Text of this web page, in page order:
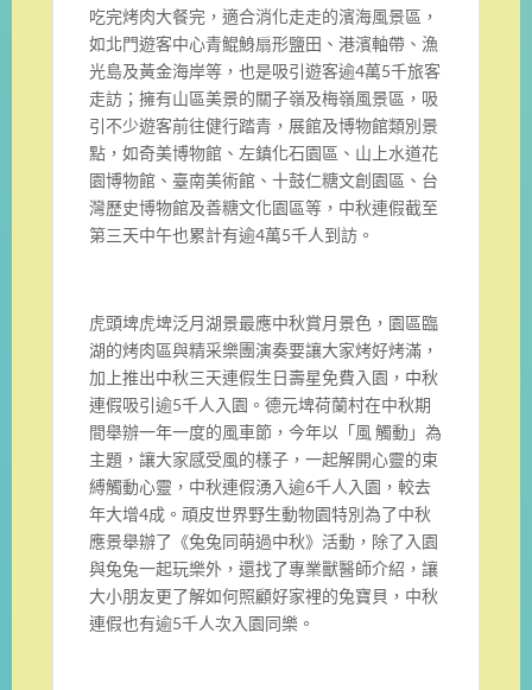
吃完烤肉大餐完，適合消化走走的濱海風景區，
如北門遊客中心青鯤鯓扇形鹽田、港濱軸帶、漁
光島及黃金海岸等，也是吸引遊客逾4萬5千旅客
走訪；擁有山區美景的關子嶺及梅嶺風景區，吸
引不少遊客前往健行踏青，展館及博物館類別景
點，如奇美博物館、左鎮化石園區、山上水道花
園博物館、臺南美術館、十鼓仁糖文創園區、台
灣歷史博物館及善糖文化園區等，中秋連假截至
第三天中午也累計有逾4萬5千人到訪。
虎頭埤虎埤泛月湖景最應中秋賞月景色，園區臨
湖的烤肉區與精采樂團演奏要讓大家烤好烤滿，
加上推出中秋三天連假生日壽星免費入園，中秋
連假吸引逾5千人入園。德元埤荷蘭村在中秋期
間舉辦一年一度的風車節，今年以「風 觸動」為
主題，讓大家感受風的樣子，一起解開心靈的束
縛觸動心靈，中秋連假湧入逾6千人入園，較去
年大增4成。頑皮世界野生動物園特別為了中秋
應景舉辦了《兔兔同萌過中秋》活動，除了入園
與兔兔一起玩樂外，還找了專業獸醫師介紹，讓
大小朋友更了解如何照顧好家裡的兔寶貝，中秋
連假也有逾5千人次入園同樂。